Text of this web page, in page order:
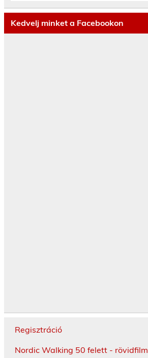
Kedvelj minket a Facebookon
Regisztráció
Nordic Walking 50 felett - rövidfilm